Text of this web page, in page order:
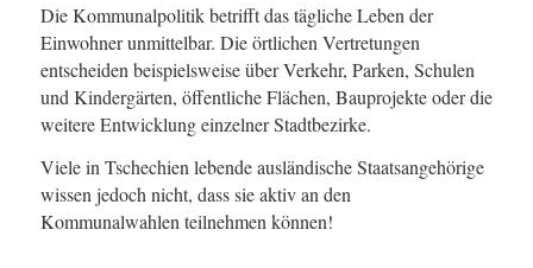
Die Kommunalpolitik betrifft das tägliche Leben der
Einwohner unmittelbar. Die örtlichen Vertretungen
entscheiden beispielsweise über Verkehr, Parken, Schulen
und Kindergärten, öffentliche Flächen, Bauprojekte oder die
weitere Entwicklung einzelner Stadtbezirke.
Viele in Tschechien lebende ausländische Staatsangehörige
wissen jedoch nicht, dass sie aktiv an den
Kommunalwahlen teilnehmen können!